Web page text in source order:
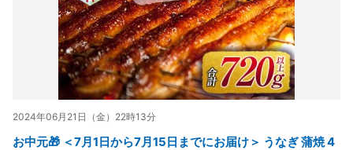
2024年06月21日（金）22時13分
お中元🎁 ＜7月1日から7月15日までにお届け＞ うなぎ 蒲焼 4